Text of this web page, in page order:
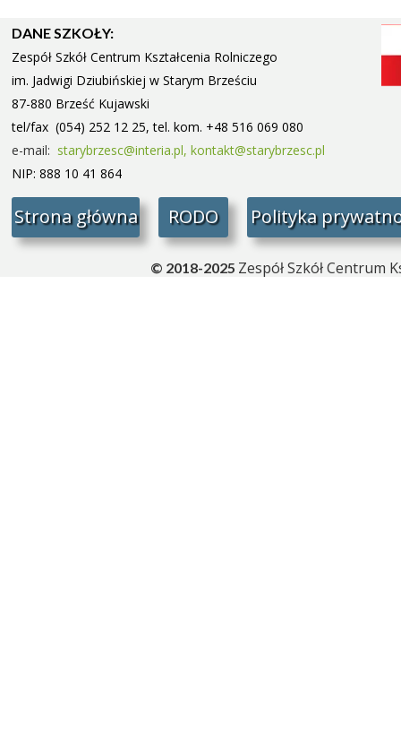
Strona główna Polityka
RODO
DANE SZKOŁY:
Zespół Szkół Centrum Kształcenia Rolniczego
im. Jadwigi Dziubińskiej w Starym Brześciu
87-880 Brześć Kujawski
tel/fax (054) 252 12 25, tel. kom. +48 516 069 080
e-mail: starybrzesc@interia.pl, kontakt@starybrzesc.pl
NIP: 888 10 41 864
© 2018-2025 Zespół Szkół Centrum